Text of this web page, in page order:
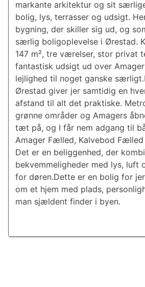
markante arkitektur og sit
bolig, lys, terrasser og udsigt.
bygning, der skiller sig ud, og
særlig boligoplevelse i Ørestad.
147 m², tre værelser, stor privat
fantastisk udsigt ud over
lejlighed til noget ganske
Ørestad giver jer samtidig en
afstand til alt det praktiske.
grønne områder og Amagers
tæt på, og I får nem adgang til
Amager Fælled, Kalvebod
Det er en beliggenhed, der
bekvemmeligheder med lys, luft
for døren.Dette er en bolig for
om et hjem med plads,
man sjældent finder i byen.